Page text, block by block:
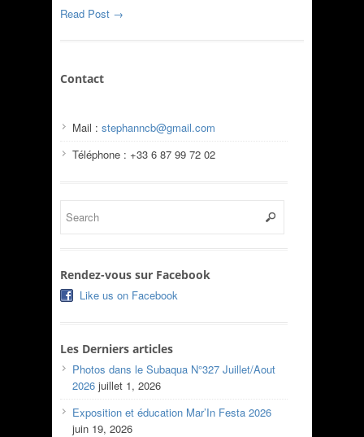
Read Post →
Contact
Mail : stephanncb@gmail.com
Téléphone : +33 6 87 99 72 02
Rendez-vous sur Facebook
Like us on Facebook
Les Derniers articles
Photos dans le Subaqua N°327 Juillet/Aout
2026 juillet 1, 2026
Exposition et éducation Mar’In Festa 2026
juin 19, 2026